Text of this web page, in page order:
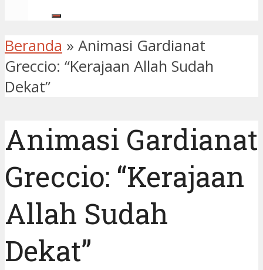
Beranda » Animasi Gardianat
Greccio: “Kerajaan Allah Sudah
Dekat”
Animasi Gardianat
Greccio: “Kerajaan
Allah Sudah
Dekat”